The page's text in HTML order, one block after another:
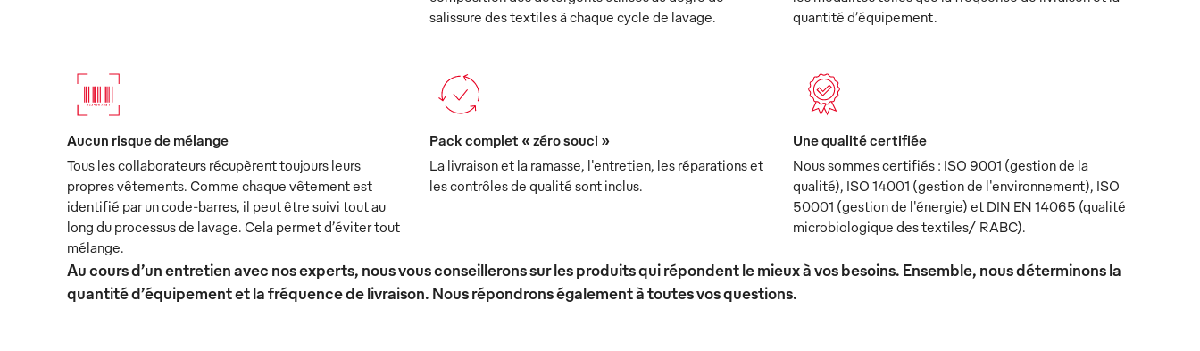
salissure des textiles à chaque cycle de lavage.
quantité d’équipement.
Aucun risque de mélange
Tous les collaborateurs récupèrent toujours leurs
propres vêtements. Comme chaque vêtement est
identifié par un code-barres, il peut être suivi tout au
long du processus de lavage. Cela permet d’éviter tout
mélange.
Pack complet « zéro souci »
La livraison et la ramasse, l'entretien, les réparations et
les contrôles de qualité sont inclus.
Une qualité certifiée
Nous sommes certifiés : ISO 9001 (gestion de la
qualité), ISO 14001 (gestion de l'environnement), ISO
50001 (gestion de l'énergie) et DIN EN 14065 (qualité
microbiologique des textiles/ RABC).
Au cours d’un entretien avec nos experts, nous vous conseillerons sur les produits qui répondent le mieux à vos besoins. Ensemble, nous déterminons la
quantité d’équipement et la fréquence de livraison. Nous répondrons également à toutes vos questions.